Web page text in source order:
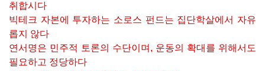
취합시다
빅테크 자본에 투자하는 소로스 펀드는 집단학살에서 자유
롭지 않다
연서명은 민주적 토론의 수단이며, 운동의 확대를 위해서도
필요하고 정당하다